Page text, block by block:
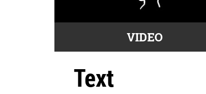
VIDEO
Text